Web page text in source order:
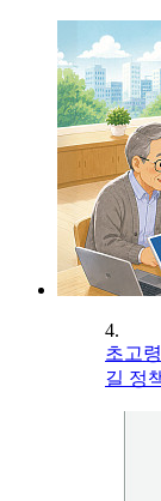
4.
초고
길 정